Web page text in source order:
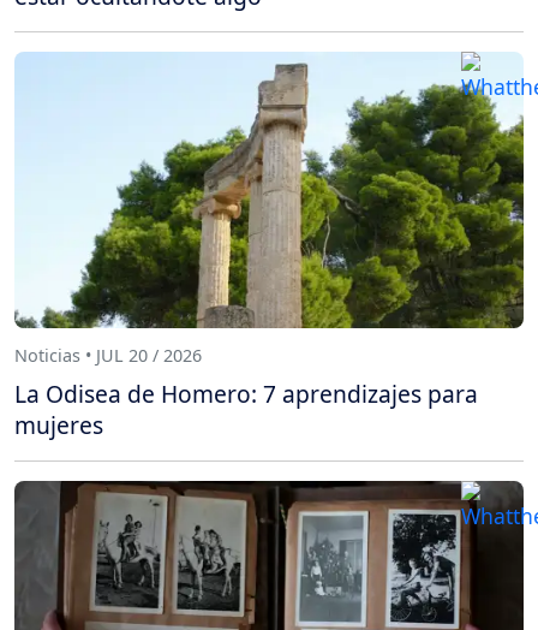
Noticias • JUL 20 / 2026
La Odisea de Homero: 7 aprendizajes para
mujeres